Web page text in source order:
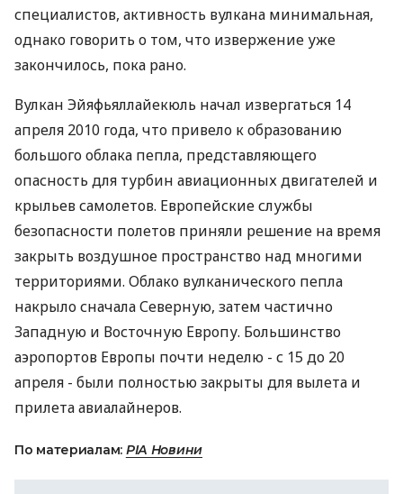
специалистов, активность вулкана минимальная,
однако говорить о том, что извержение уже
закончилось, пока рано.
Вулкан Эйяфьяллайекюль начал извергаться 14
апреля 2010 года, что привело к образованию
большого облака пепла, представляющего
опасность для турбин авиационных двигателей и
крыльев самолетов. Европейские службы
безопасности полетов приняли решение на время
закрыть воздушное пространство над многими
территориями. Облако вулканического пепла
накрыло сначала Северную, затем частично
Западную и Восточную Европу. Большинство
аэропортов Европы почти неделю - с 15 до 20
апреля - были полностью закрыты для вылета и
прилета авиалайнеров.
По материалам: РІА Новини